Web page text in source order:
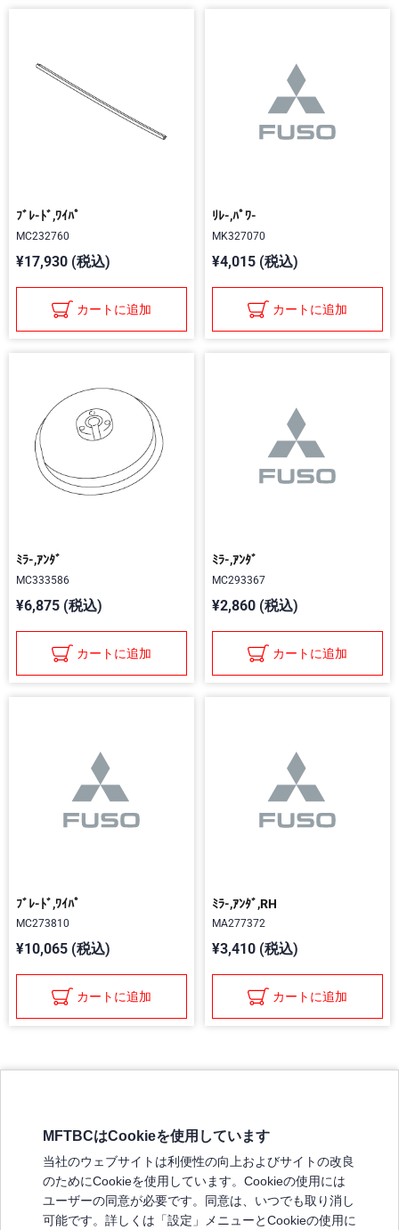
ﾌﾞﾚ-ﾄﾞ,ﾜｲﾊﾟ
MC232760
¥17,930 (税込)
カートに追加
ﾘﾚ-,ﾊﾟﾜ-
MK327070
¥4,015 (税込)
カートに追加
ﾐﾗ-,ｱﾝﾀﾞ
MC333586
¥6,875 (税込)
カートに追加
ﾐﾗ-,ｱﾝﾀﾞ
MC293367
¥2,860 (税込)
カートに追加
ﾌﾞﾚ-ﾄﾞ,ﾜｲﾊﾟ
MC273810
¥10,065 (税込)
カートに追加
ﾐﾗ-,ｱﾝﾀﾞ,RH
MA277372
¥3,410 (税込)
カートに追加
弊社の製品について
販売店リスト
MFTBCはCookieを使用しています
当社のウェブサイトは利便性の向上およびサイトの改良
のためにCookieを使用しています。Cookieの使用には
ユーザーの同意が必要です。同意は、いつでも取り消し
可能です。詳しくは「設定」メニューとCookieの使用に